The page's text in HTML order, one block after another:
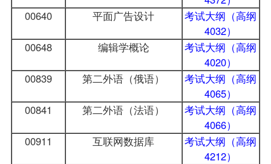
00640
平面广告设计
考试大纲（高纲
4032）
00648
编辑学概论
考试大纲（高纲
4020）
00839
第二外语（俄语）
考试大纲（高纲
4065）
00841
第二外语（法语）
考试大纲（高纲
4066）
00911
互联网数据库
考试大纲（高纲
4212）